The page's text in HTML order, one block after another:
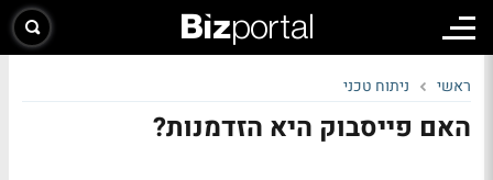
ראשי ניתוח טכני
האם פייסבוק היא הזדמנות?